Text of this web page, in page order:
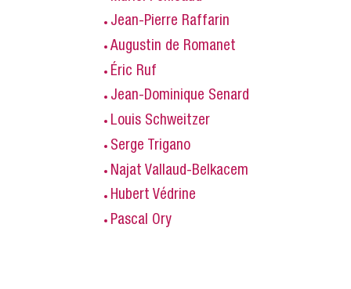
Jean-Pierre Raffarin
Augustin de Romanet
Éric Ruf
Jean-Dominique Senard
Louis Schweitzer
Serge Trigano
Najat Vallaud-Belkacem
Hubert Védrine
Pascal Ory